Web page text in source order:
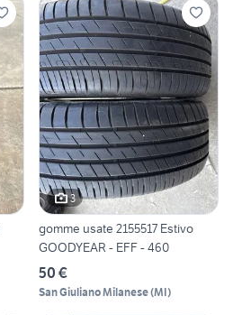
3
gomme usate 2155517 Estivo
GOODYEAR - EFF - 460
50 €
San Giuliano Milanese(MI)